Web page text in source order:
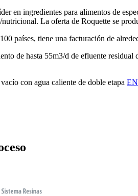
en ingredientes para alimentos de
La oferta de Roquette se
países, tiene una facturación de
de hasta 55m3/d de efluente residual
con agua caliente de doble etapa